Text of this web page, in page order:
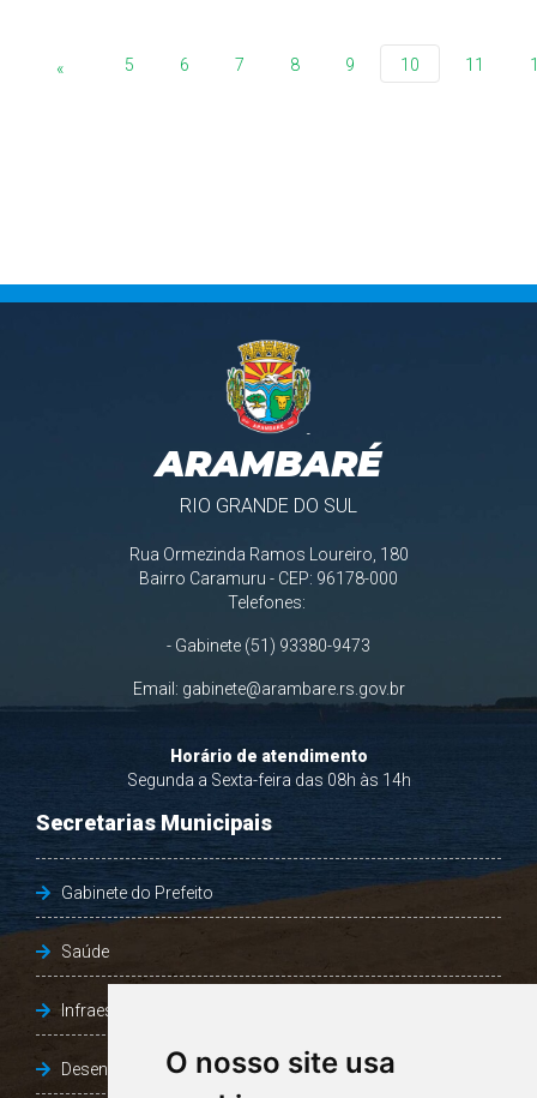
O nosso site usa
« 5 6 7 8 9 10 11
ARAMBARÉ
RIO GRANDE DO SUL
Rua Ormezinda Ramos Loureiro, 180
Bairro Caramuru - CEP: 96178-000
Telefones:
- Gabinete (51) 93380-9473
Email: gabinete@arambare.rs.gov.br
Horário de atendimento
Segunda a Sexta-feira das 08h às 14h
Secretarias Municipais
Gabinete do Prefeito
Saúde
Infraestrutura, Agricultura e Meio Ambiente
Desenvolvimento Social